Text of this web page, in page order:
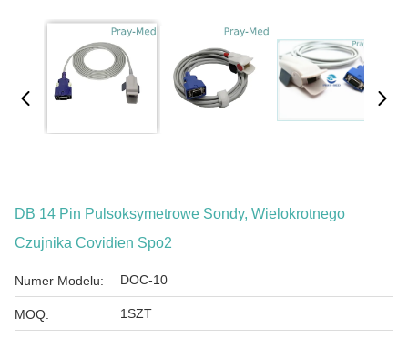
DB 14 Pin Pulsoksymetrowe Sondy, Wielokrotnego
Czujnika Covidien Spo2
Numer Modelu: DOC-10
MOQ: 1SZT